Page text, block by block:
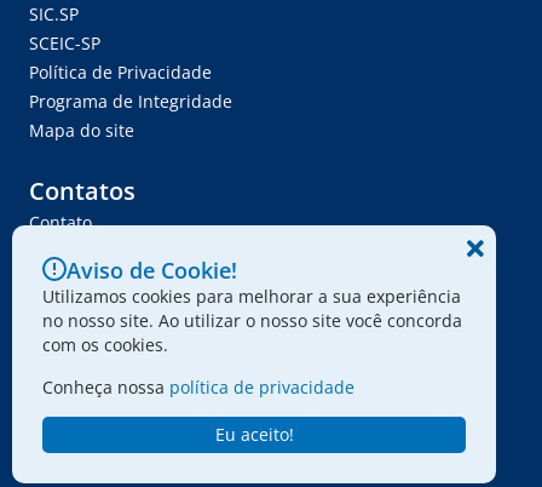
SIC.SP
SCEIC-SP
Política de Privacidade
Programa de Integridade
Mapa do site
Contatos
Contato
Ser Fornecedor
Envie seu projeto
© 2024 - Associação Paulista dos Amigos da Arte
Aviso de Cookie!
Utilizamos cookies para melhorar a sua experiência
no nosso site. Ao utilizar o nosso site você concorda
com os cookies.
Conheça nossa política de privacidade
Eu aceito!